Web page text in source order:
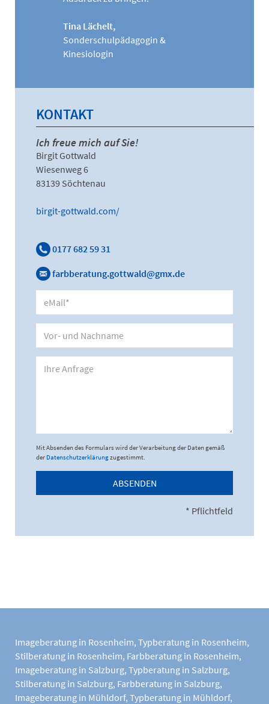
Tina Lächelt,
Sonderschulpädagogin &
Kinesiologin
KONTAKT
Ich freue mich auf Sie!
Birgit Gottwald
Wiesenweg 6
83139 Söchtenau
birgit-gottwald.com/
0177 682 59 31
farbberatung.gottwald@gmx.de
Mit Absenden des Formulars wird der Verarbeitung der Daten gemäß
der Datenschutzerklärungzugestimmt.
ABSENDEN
* Pflichtfeld
Imageberatung in Rosenheim, Typberatung in Rosenheim,
Stilberatung in Rosenheim, Farbberatung in Rosenheim,
Imageberatung in Salzburg, Typberatung in Salzburg,
Stilberatung in Salzburg, Farbberatung in Salzburg,
Imageberatung in Mühldorf, Typberatung in Mühldorf,